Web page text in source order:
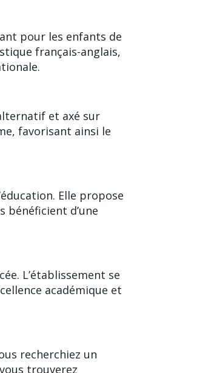
pour les enfants de
français-anglais,
et axé sur
favorisant ainsi le
Elle propose
bénéficient d’une
L’établissement se
académique et
recherchiez un
trouverez